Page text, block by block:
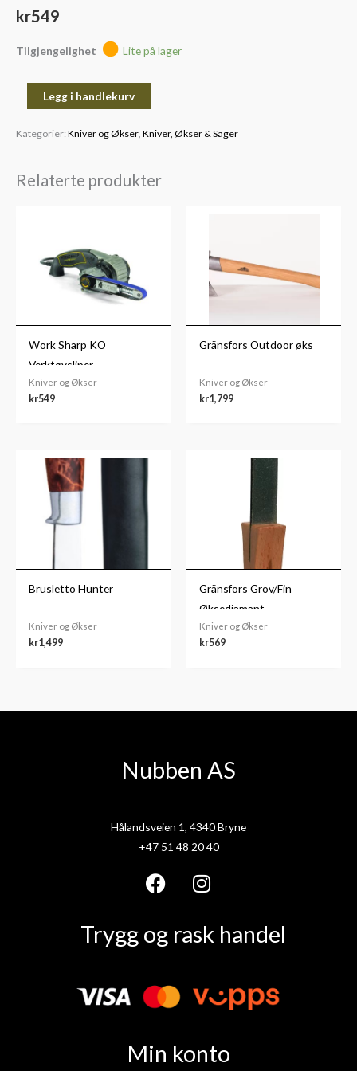
kr549
Tilgjengelighet Lite på lager
Legg i handlekurv
Kategorier: Kniver og Økser, Kniver, Økser & Sager
Relaterte produkter
Work Sharp KO
Verktøysliper
Kniver og Økser
kr549
Gränsfors Outdoor øks
Kniver og Økser
kr1,799
Brusletto Hunter
Kniver og Økser
kr1,499
Gränsfors Grov/Fin
Øksediamant
Kniver og Økser
kr569
Nubben AS
Hålandsveien 1, 4340 Bryne
+47 51 48 20 40
F
c
b
o
I
n
s
g
m
Trygg og rask handel
Min konto